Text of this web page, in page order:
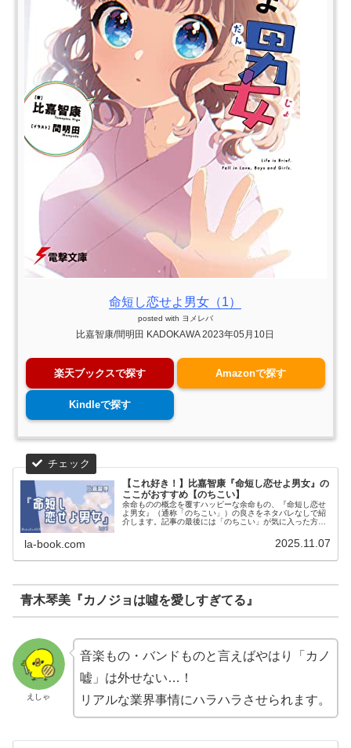
命短し恋せよ男女（1）
posted with ヨメレバ
比嘉智康/間明田 KADOKAWA 2023年05月10日
楽天ブックスで探す Amazonで探す
Kindleで探す
【これ好き！】比嘉智康『命短し恋せよ男女』の
ここがおすすめ【のちこい】
余命ものの概念を覆すハッピーな余命もの、『命短し恋せ
よ男女』（通称「のちこい」）の良さをネタバレなしで紹
介します。記事の最後には「のちこい」が気に入った方に
la-book.com 2025.11.07
青木琴美『カノジョは噓を愛しすぎてる』
えしゃ
音楽もの・バンドものと言えばやはり「カノ
嘘」は外せない…！
リアルな業界事情にハラハラさせられます。